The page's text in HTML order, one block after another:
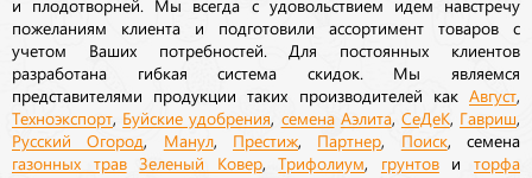
и плодотворней. Мы всегда с удовольствием идем навстречу
пожеланиям клиента и подготовили ассортимент товаров с
учетом Ваших потребностей. Для постоянных клиентов
разработана гибкая система скидок. Мы являемся
представителями продукции таких производителей как Август
Техноэкспорт Буйские удобрения семена Аэлита, СеДеК Гавриш
Русский Огород Манул, Престиж Партнер Поиск, семена
газонных трав Зеленый Ковер,Трифолиум грунтовиторфа